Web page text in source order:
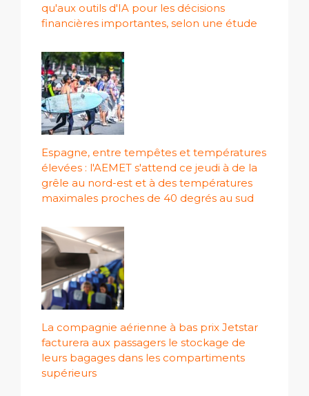
qu'aux outils d'IA pour les décisions
financières importantes, selon une étude
Espagne, entre tempêtes et températures
élevées : l'AEMET s'attend ce jeudi à de la
grêle au nord-est et à des températures
maximales proches de 40 degrés au sud
La compagnie aérienne à bas prix Jetstar
facturera aux passagers le stockage de
leurs bagages dans les compartiments
supérieurs